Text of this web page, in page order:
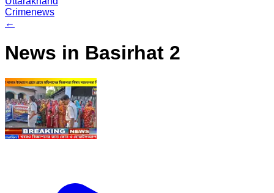
Crimenews
←
News in Basirhat 2